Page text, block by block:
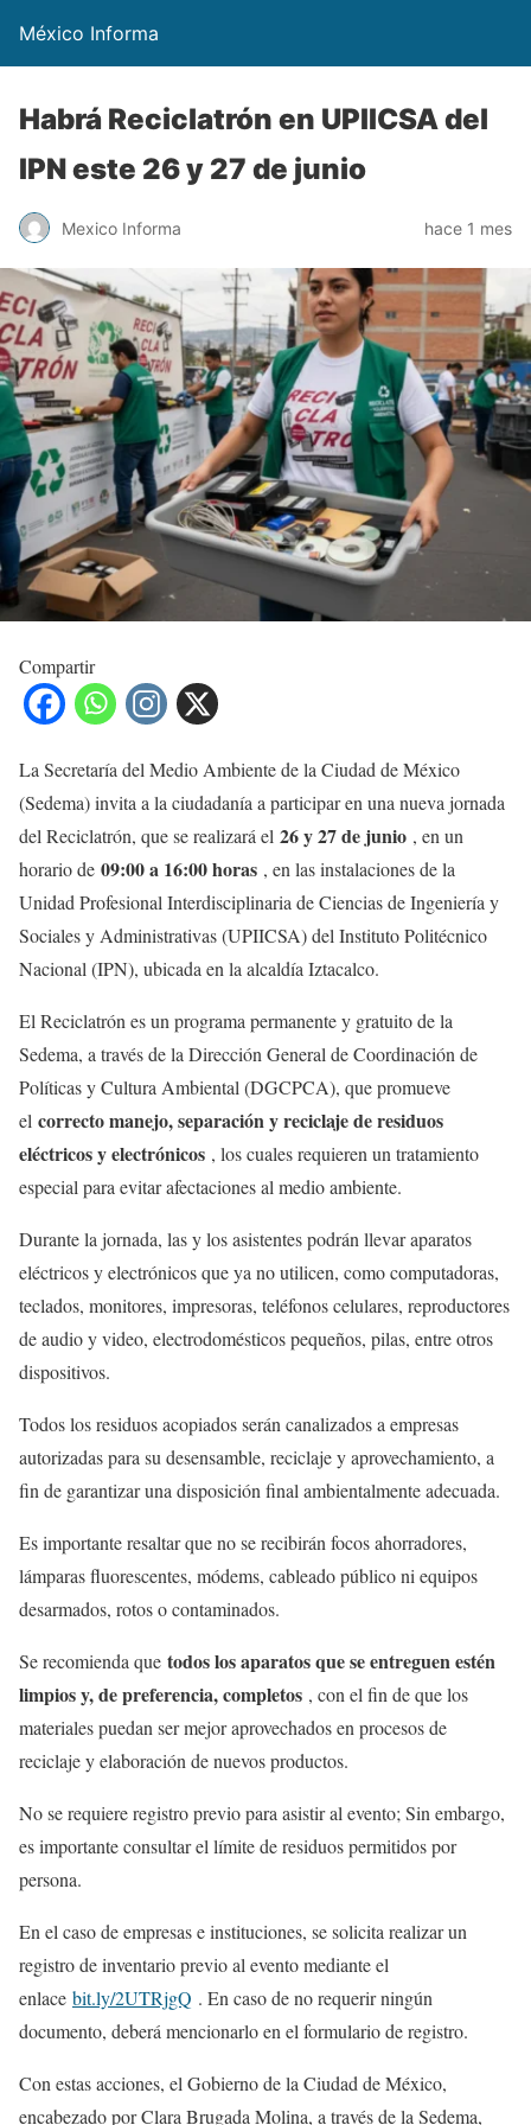
México Informa
Habrá Reciclatrón en UPIICSA del
IPN este 26 y 27 de junio
Mexico Informa hace 1 mes
Compartir
La Secretaría del Medio Ambiente de la Ciudad de México
(Sedema) invita a la ciudadanía a participar en una nueva jornada
del Reciclatrón, que se realizará el 26 y 27 de junio , en un
horario de 09:00 a 16:00 horas , en las instalaciones de la
Unidad Profesional Interdisciplinaria de Ciencias de Ingeniería y
Sociales y Administrativas (UPIICSA) del Instituto Politécnico
Nacional (IPN), ubicada en la alcaldía Iztacalco.
El Reciclatrón es un programa permanente y gratuito de la
Sedema, a través de la Dirección General de Coordinación de
Políticas y Cultura Ambiental (DGCPCA), que promueve
el correcto manejo, separación y reciclaje de residuos
eléctricos y electrónicos , los cuales requieren un tratamiento
especial para evitar afectaciones al medio ambiente.
Durante la jornada, las y los asistentes podrán llevar aparatos
eléctricos y electrónicos que ya no utilicen, como computadoras,
teclados, monitores, impresoras, teléfonos celulares, reproductores
de audio y video, electrodomésticos pequeños, pilas, entre otros
dispositivos.
Todos los residuos acopiados serán canalizados a empresas
autorizadas para su desensamble, reciclaje y aprovechamiento, a
fin de garantizar una disposición final ambientalmente adecuada.
Es importante resaltar que no se recibirán focos ahorradores,
lámparas fluorescentes, módems, cableado público ni equipos
desarmados, rotos o contaminados.
Se recomienda que todos los aparatos que se entreguen estén
limpios y, de preferencia, completos , con el fin de que los
materiales puedan ser mejor aprovechados en procesos de
reciclaje y elaboración de nuevos productos.
No se requiere registro previo para asistir al evento; Sin embargo,
es importante consultar el límite de residuos permitidos por
persona.
En el caso de empresas e instituciones, se solicita realizar un
registro de inventario previo al evento mediante el
enlace bit.ly/2UTRjgQ . En caso de no requerir ningún
documento, deberá mencionarlo en el formulario de registro.
Con estas acciones, el Gobierno de la Ciudad de México,
encabezado por Clara Brugada Molina, a través de la Sedema,